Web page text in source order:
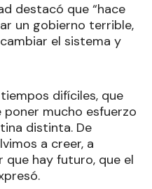
destacó que “hace
un gobierno terrible,
el sistema y
difíciles, que
mucho esfuerzo
distinta. De
a creer, a
que hay futuro, que el